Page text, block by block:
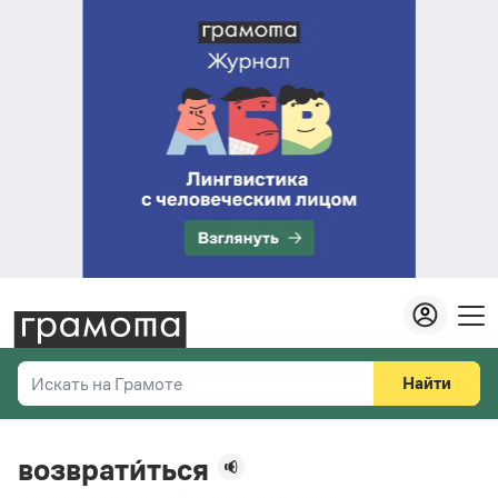
Искать на Грамоте
Справочная служба
Найти
возврати́ться